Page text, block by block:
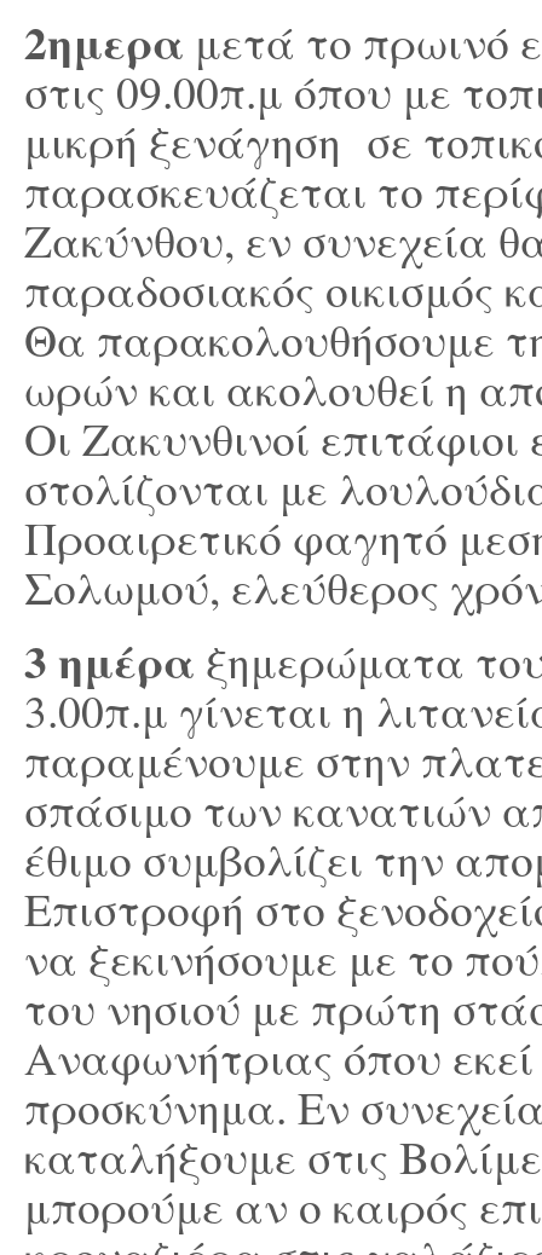
2ημερα μετά το πρωινό
στις 09.00π.μ όπου με
μικρή ξενάγηση σε
παρασκευάζεται το
Ζακύνθου, εν συνεχεία
παραδοσιακός οικισμός
Θα παρακολουθήσουμε
ωρών και ακολουθεί η
Οι Ζακυνθινοί
στολίζονται με
Προαιρετικό φαγητό
Σολωμού, ελεύθερος
3 ημέρα ξημερώματα
3.00π.μ γίνεται η
παραμένουμε στην
σπάσιμο των κανατιών
έθιμο συμβολίζει την
Επιστροφή στο
να ξεκινήσουμε με το
του νησιού με πρώτη
Αναφωνήτριας όπου εκεί
προσκύνημα. Εν
καταλήξουμε στις
μπορούμε αν ο καιρός